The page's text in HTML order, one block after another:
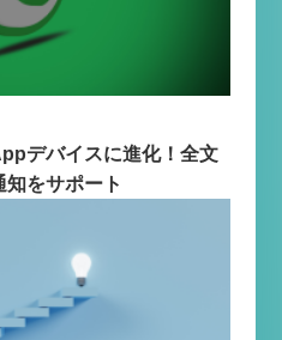
デバイスに進化！全文
をサポート